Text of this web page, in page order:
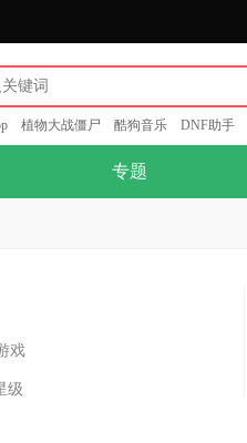
植物大战僵尸 酷狗音乐 DNF助手
专题
戏